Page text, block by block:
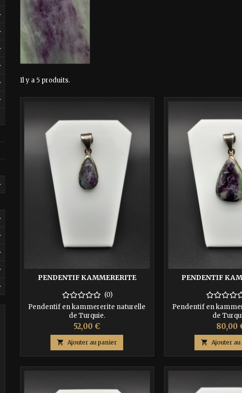
Il y a 5 produits.
PENDENTIF KAMMERERITE
(0)
Pendentif en kammererite naturelle
de Turquie.
Prix
52,00 €
 Ajouter au panier
PENDENTIF
Pendentif en
de
Prix
80,00
 Ajouter